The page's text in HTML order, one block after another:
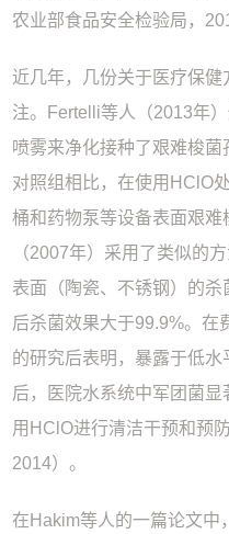
农业部食品安全检验局，
近几年，几份关于医疗保
注。Fertelli等人（2013年
喷雾来净化接种了艰难梭
对照组相比，在使用HClO
桶和药物泵等设备表面艰
（2007年）采用了类似的
表面（陶瓷、不锈钢）的
后杀菌效果大于99.9%。在
的研究后表明，暴露于低水
后，医院水系统中军团菌
用HClO进行清洁干预和预
2014）。
在Hakim等人的一篇论文中